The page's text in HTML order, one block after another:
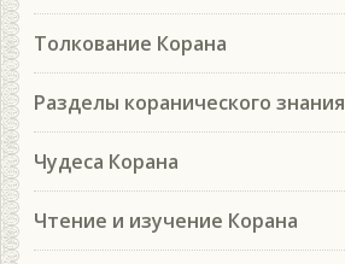
Толкование Корана
Разделы коранического знания
Чудеса Корана
Чтение и изучение Корана